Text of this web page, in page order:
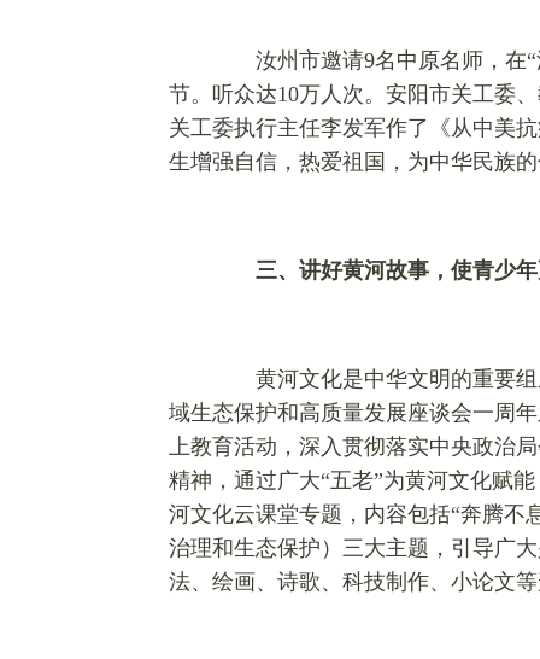
汝州市邀请9名中原名师，在“
节。听众达10万人次。安阳市关工委
关工委执行主任李发军作了《从中美
生增强自信，热爱祖国，为中华民族
三、讲好黄河故事，使青少
黄河文化是中华文明的重要组
域生态保护和高质量发展座谈会一周
上教育活动，深入贯彻落实中央政治
精神，通过广大“五老”为黄河文化赋
河文化云课堂专题，内容包括“奔腾不
治理和生态保护）三大主题，引导广
法、绘画、诗歌、科技制作、小论文